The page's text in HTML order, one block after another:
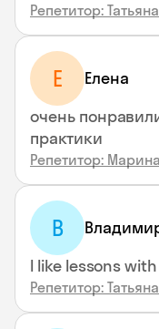
Репетитор: Татьяна
Е Елена
очень
практики
Репетитор: Марина
В
I like lessons
Репетитор: Татьяна